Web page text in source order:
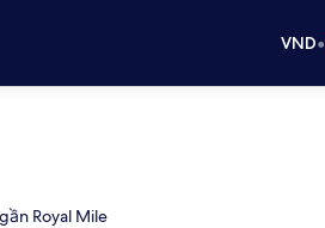
VND•
Royal Mile